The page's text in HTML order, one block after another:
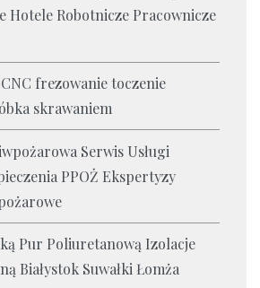
Hotele Robotnicze Pracownicze
frezowanie toczenie
skrawaniem
Serwis Usługi
PPOŻ Ekspertyzy
Pur Poliuretanową Izolacje
Białystok Suwałki Łomża